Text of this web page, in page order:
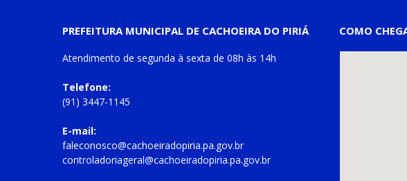
PREFEITURA MUNICIPAL DE CACHOEIRA DO PIRIÁ
Atendimento de segunda à sexta de 08h às 14h
Telefone:
(91) 3447-1145
E-mail:
faleconosco@cachoeiradopiria.pa.gov.br
controladoriageral@cachoeiradopiria.pa.gov.br
COMO